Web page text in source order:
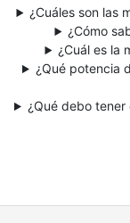
¿Cuáles son las
¿Cómo
¿Cuál es la
¿Qué potencia
¿Qué debo